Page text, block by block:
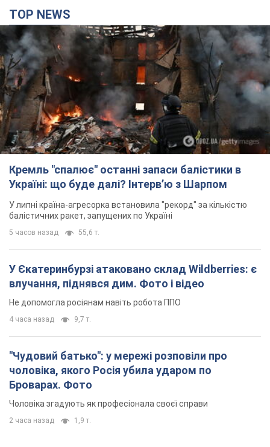
TOP NEWS
Кремль "спалює" останні запаси балістики в
Україні: що буде далі? Інтерв’ю з Шарпом
У липні країна-агресорка встановила "рекорд" за кількістю
балістичних ракет, запущених по Україні
5 часов назад 55,6 т.
У Єкатеринбурзі атаковано склад Wildberries: є
влучання, піднявся дим. Фото і відео
Не допомогла росіянам навіть робота ППО
4 часа назад 9,7 т.
"Чудовий батько": у мережі розповіли про
чоловіка, якого Росія убила ударом по
Броварах. Фото
Чоловіка згадують як професіонала своєї справи
2 часа назад 1,9 т.